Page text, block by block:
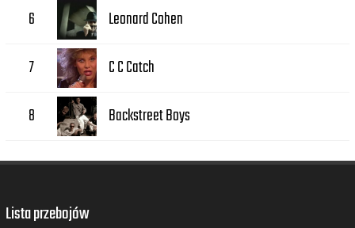
6 Leonard Cohen
7 C C Catch
8 Backstreet Boys
Lista przebojów